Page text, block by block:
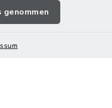
genommen